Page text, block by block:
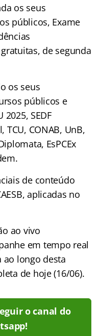
os seus
públicos, Exame
de segunda
os seus
públicos e
2025, SEDF
CONAB, UnB,
EsPCEx
de conteúdo
aplicadas no
ao vivo
em tempo real
ao longo desta
de hoje (16/06).
o canal do